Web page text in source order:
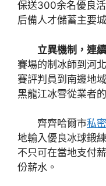
保送300余名優良
后備人才儲蓄主要
立異機制，連
賽場的制冰師到河
賽評判員到南邊地
黑龍江冰雪從業者
齊齊哈爾市私
地輸入優良冰球鍛
不只可在當地支付
份薪水。